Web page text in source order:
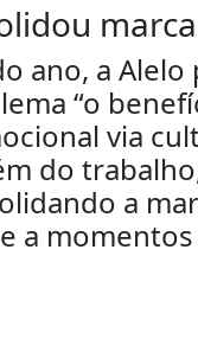
ano, a
“o
via
do
a
a